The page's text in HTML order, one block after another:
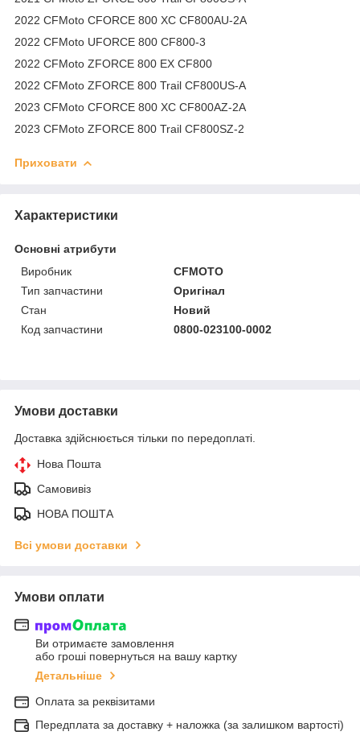
2022 CFMoto CFORCE 800 XC CF800AU-2A
2022 CFMoto UFORCE 800 CF800-3
2022 CFMoto ZFORCE 800 EX CF800
2022 CFMoto ZFORCE 800 Trail CF800US-A
2023 CFMoto CFORCE 800 XC CF800AZ-2A
2023 CFMoto ZFORCE 800 Trail CF800SZ-2
Приховати
Характеристики
Основні атрибути
Виробник
CFMOTO
Тип запчастини
Оригінал
Стан
Новий
Код запчастини
0800-023100-0002
Умови доставки
Доставка здійснюється тільки по передоплаті.
Нова Пошта
Самовивіз
НОВА ПОШТА
Всі умови доставки
Умови оплати
Ви отримаєте замовлення
або гроші повернуться на вашу картку
Детальніше
Оплата за реквізитами
Передплата за доставку + наложка (за залишком вартості)